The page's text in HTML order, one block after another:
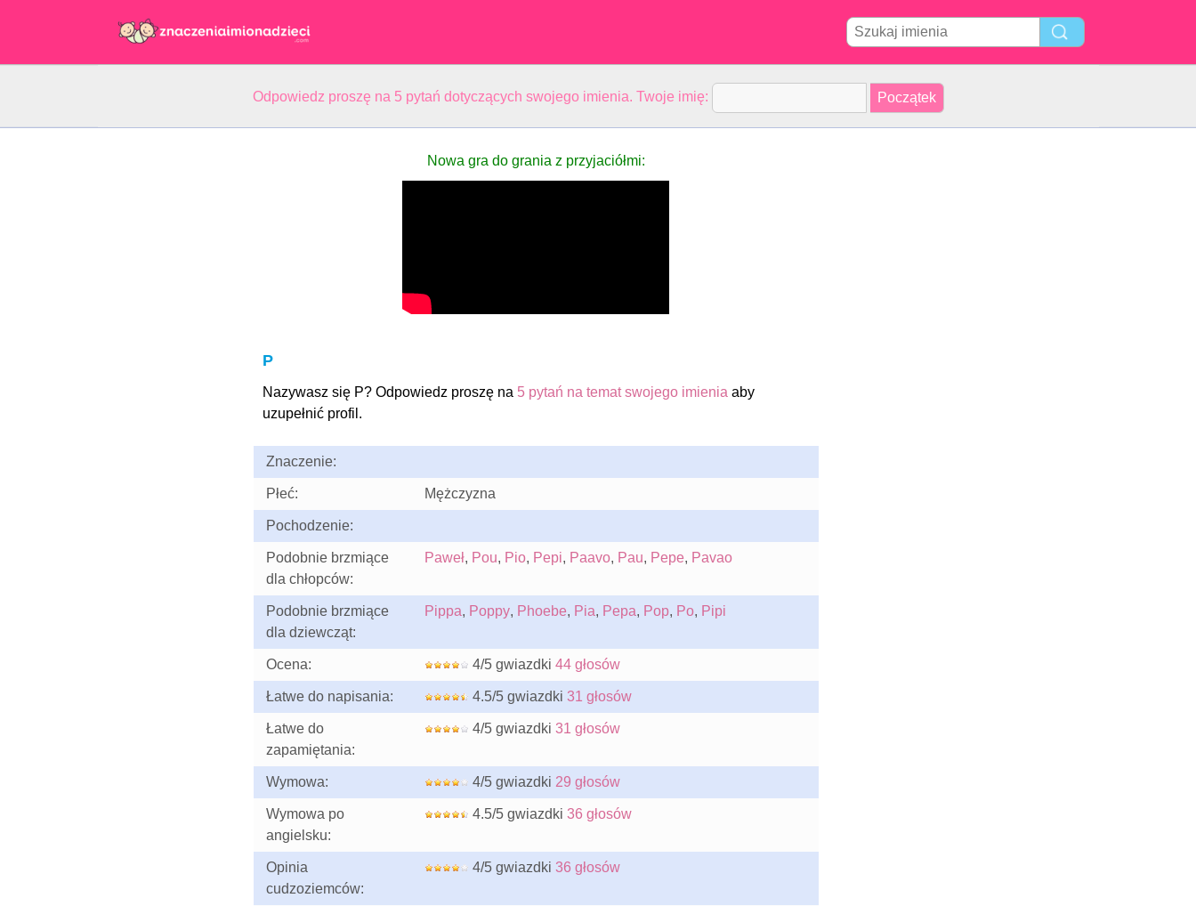
Odpowiedz proszę na 5 pytań dotyczących swojego imienia. Twoje imię:
Nowa gra do grania z przyjaciółmi:
P
Nazywasz się P? Odpowiedz proszę na 5 pytań na temat swojego imienia aby
uzupełnić profil.
Znaczenie:
Płeć: Mężczyzna
Pochodzenie:
Podobnie brzmiące
dla chłopców:
Paweł, Pou, Pio, Pepi, Paavo, Pau, Pepe, Pavao
Podobnie brzmiące
dla dziewcząt:
Pippa, Poppy, Phoebe, Pia, Pepa, Pop, Po, Pipi
Ocena: 4/5 gwiazdki 44 głosów
Łatwe do napisania: 4.5/5 gwiazdki 31 głosów
Łatwe do
zapamiętania:
4/5 gwiazdki 31 głosów
Wymowa: 4/5 gwiazdki 29 głosów
Wymowa po
angielsku:
4.5/5 gwiazdki 36 głosów
Opinia
cudzoziemców:
4/5 gwiazdki 36 głosów